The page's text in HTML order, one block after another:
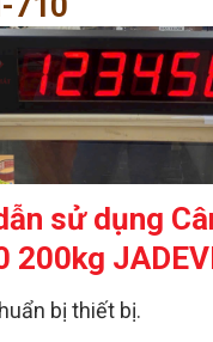
sử dụng
200kg
bị thiết bị.